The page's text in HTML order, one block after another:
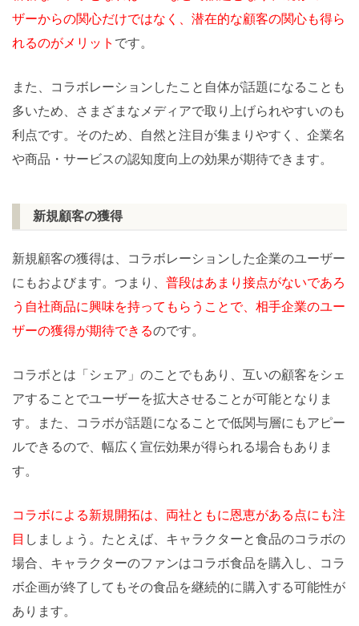
ザーからの関心だけではなく、潜在的な顧客の関心も得ら
れるのがメリット です。
また、コラボレーションしたこと自体が話題になることも
多いため、さまざまなメディアで取り上げられやすいのも
利点です。そのため、自然と注目が集まりやすく、企業名
や商品・サービスの認知度向上の効果が期待できます。
新規顧客の獲得
新規顧客の獲得は、コラボレーションした企業のユーザー
にもおよびます。つまり、 普段はあまり接点がないであろ
う自社商品に興味を持ってもらうことで、相手企業のユー
ザーの獲得が期待できるのです。
コラボとは「シェア」のことでもあり、互いの顧客をシェ
アすることでユーザーを拡大させることが可能となりま
す。また、コラボが話題になることで低関与層にもアピー
ルできるので、幅広く宣伝効果が得られる場合もありま
す。
コラボによる新規開拓は、両社ともに恩恵がある点にも注
目 しましょう。たとえば、キャラクターと食品のコラボの
場合、キャラクターのファンはコラボ食品を購入し、コラ
ボ企画が終了してもその食品を継続的に購入する可能性が
あります。